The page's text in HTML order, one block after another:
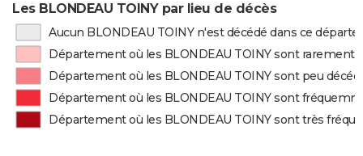
Les BLONDEAU TOINY par lieu de décès
Aucun BLONDEAU TOINY n'est décédé dans ce
Département où les BLONDEAU TOINY sont rarement
Département où les BLONDEAU TOINY sont peu
Département où les BLONDEAU TOINY sont
Département où les BLONDEAU TOINY sont très